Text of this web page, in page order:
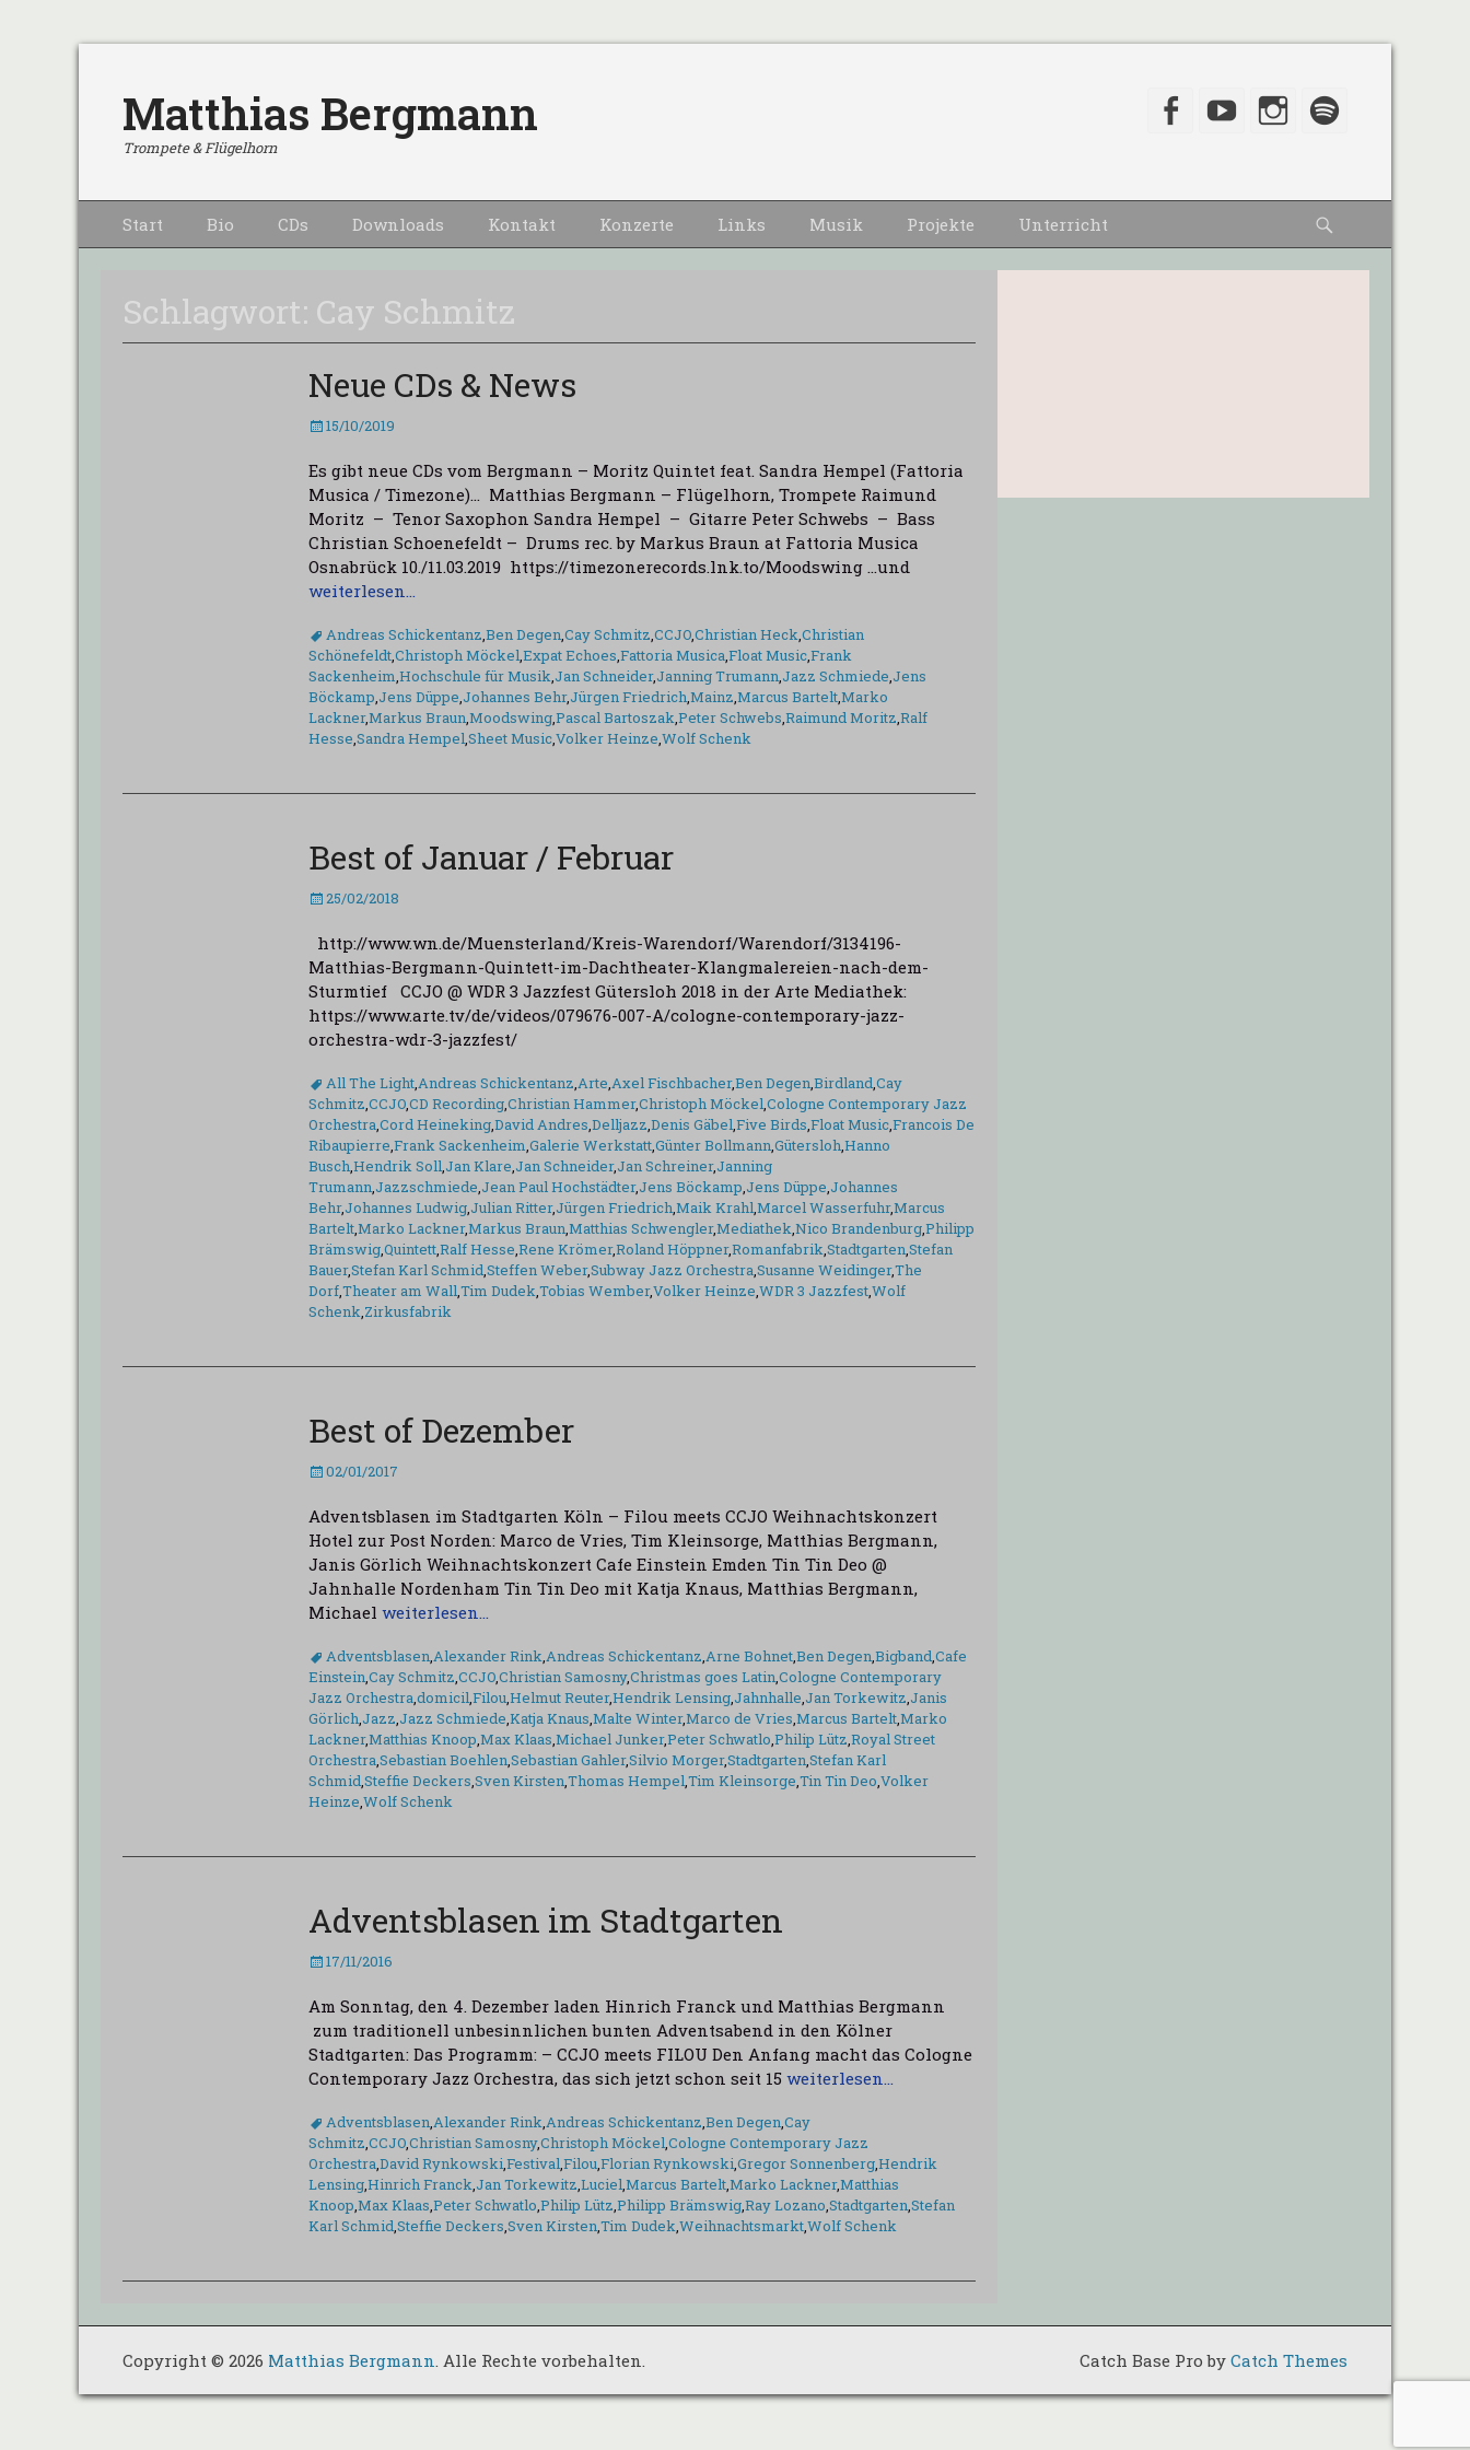
Matthias Bergmann
Trompete & Flügelhorn
Facebook
YouTubeInstagram
Primärmenu
zum
Start Bio CDs Downloads Kontakt Konzerte Links Musik Projekte Unterricht
Schlagwort: Cay Schmitz
Neue CDs & News
Veröffentlicht
15/10/2019
Es gibt neue CDs vom Bergmann – Moritz Quintet feat. Sandra Hempel (Fattoria
Musica / Timezone)… Matthias Bergmann – Flügelhorn, Trompete Raimund
Moritz – Tenor Saxophon Sandra Hempel – Gitarre Peter Schwebs – Bass
Christian Schoenefeldt – Drums rec. by Markus Braun at Fattoria Musica
Osnabrück 10./11.03.2019 https://timezonerecords.lnk.to/Moodswing …und
weiterlesen…
Schlagworte
Andreas Schickentanz,Ben Degen,Cay Schmitz,CCJO,Christian Heck,Christian
Schönefeldt,Christoph Möckel,Expat Echoes,Fattoria Musica,Float Music,Frank
Sackenheim,Hochschule für Musik,Jan Schneider,Janning Trumann,Jazz Schmiede,Jens
Böckamp,Jens Düppe,Johannes Behr,Jürgen Friedrich,Mainz,Marcus Bartelt,Marko
Lackner,Markus Braun,Moodswing,Pascal Bartoszak,Peter Schwebs,Raimund Moritz,Ralf
Hesse,Sandra Hempel,Sheet Music,Volker Heinze,Wolf Schenk
Best of Januar / Februar
Veröffentlicht
25/02/2018
http://www.wn.de/Muensterland/Kreis-Warendorf/Warendorf/3134196-
Matthias-Bergmann-Quintett-im-Dachtheater-Klangmalereien-nach-dem-
Sturmtief CCJO @ WDR 3 Jazzfest Gütersloh 2018 in der Arte Mediathek:
https://www.arte.tv/de/videos/079676-007-A/cologne-contemporary-jazz-
orchestra-wdr-3-jazzfest/
Schlagworte
All The Light,Andreas Schickentanz,Arte,Axel Fischbacher,Ben Degen,Birdland,Cay
Schmitz,CCJO,CD Recording,Christian Hammer,Christoph Möckel,Cologne Contemporary Jazz
Orchestra,Cord Heineking,David Andres,Delljazz,Denis Gäbel,Five Birds,Float Music,Francois De
Ribaupierre,Frank Sackenheim,Galerie Werkstatt,Günter Bollmann,Gütersloh,Hanno
Busch,Hendrik Soll,Jan Klare,Jan Schneider,Jan Schreiner,Janning
Trumann,Jazzschmiede,Jean Paul Hochstädter,Jens Böckamp,Jens Düppe,Johannes
Behr,Johannes Ludwig,Julian Ritter,Jürgen Friedrich,Maik Krahl,Marcel Wasserfuhr,Marcus
Bartelt,Marko Lackner,Markus Braun,Matthias Schwengler,Mediathek,Nico Brandenburg,Philipp
Brämswig,Quintett,Ralf Hesse,Rene Krömer,Roland Höppner,Romanfabrik,Stadtgarten,Stefan
Bauer,Stefan Karl Schmid,Steffen Weber,Subway Jazz Orchestra,Susanne Weidinger,The
Dorf,Theater am Wall,Tim Dudek,Tobias Wember,Volker Heinze,WDR 3 Jazzfest,Wolf
Schenk,Zirkusfabrik
Best of Dezember
Veröffentlicht
02/01/2017
Adventsblasen im Stadtgarten Köln – Filou meets CCJO Weihnachtskonzert
Hotel zur Post Norden: Marco de Vries, Tim Kleinsorge, Matthias Bergmann,
Janis Görlich Weihnachtskonzert Cafe Einstein Emden Tin Tin Deo @
Jahnhalle Nordenham Tin Tin Deo mit Katja Knaus, Matthias Bergmann,
Michael weiterlesen…
Schlagworte
Adventsblasen,Alexander Rink,Andreas Schickentanz,Arne Bohnet,Ben Degen,Bigband,Cafe
Einstein,Cay Schmitz,CCJO,Christian Samosny,Christmas goes Latin,Cologne Contemporary
Jazz Orchestra,domicil,Filou,Helmut Reuter,Hendrik Lensing,Jahnhalle,Jan Torkewitz,Janis
Görlich,Jazz,Jazz Schmiede,Katja Knaus,Malte Winter,Marco de Vries,Marcus Bartelt,Marko
Lackner,Matthias Knoop,Max Klaas,Michael Junker,Peter Schwatlo,Philip Lütz,Royal Street
Orchestra,Sebastian Boehlen,Sebastian Gahler,Silvio Morger,Stadtgarten,Stefan Karl
Schmid,Steffie Deckers,Sven Kirsten,Thomas Hempel,Tim Kleinsorge,Tin Tin Deo,Volker
Heinze,Wolf Schenk
Adventsblasen im Stadtgarten
Veröffentlicht
17/11/2016
Am Sonntag, den 4. Dezember laden Hinrich Franck und Matthias Bergmann
zum traditionell unbesinnlichen bunten Adventsabend in den Kölner
Stadtgarten: Das Programm: – CCJO meets FILOU Den Anfang macht das Cologne
Contemporary Jazz Orchestra, das sich jetzt schon seit 15 weiterlesen…
Schlagworte
Adventsblasen,Alexander Rink,Andreas Schickentanz,Ben Degen,Cay
Schmitz,CCJO,Christian Samosny,Christoph Möckel,Cologne Contemporary Jazz
Orchestra,David Rynkowski,Festival,Filou,Florian Rynkowski,Gregor Sonnenberg,Hendrik
Lensing,Hinrich Franck,Jan Torkewitz,Luciel,Marcus Bartelt,Marko Lackner,Matthias
Knoop,Max Klaas,Peter Schwatlo,Philip Lütz,Philipp Brämswig,Ray Lozano,Stadtgarten,Stefan
Karl Schmid,Steffie Deckers,Sven Kirsten,Tim Dudek,Weihnachtsmarkt,Wolf Schenk
Copyright © 2026 Matthias Bergmann. Alle Rechte vorbehalten. Catch Base Pro by Catch Themes